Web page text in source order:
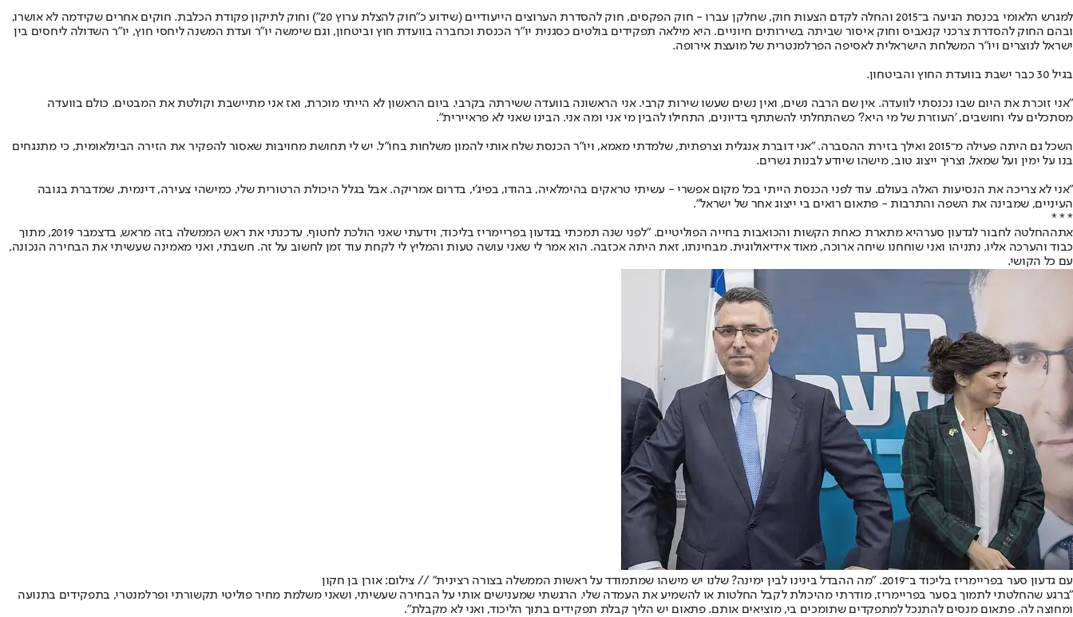
למגרש הלאומי בכנסת הגיעה ב־2015 והחלה לקדם הצעות חוק, שחלקן עברו - חוק הפקסים, חוק להסדרת הערוצים הייעודיים (שידוע כ"חוק להצלת ערוץ 20") וחוק לתיקון פקודת הכלבת. חוקים אחרים שקידמה לא אושרו,
ובהם החוק להסדרת צרכני קנאביס וחוק איסור שביתה בשירותים חיוניים. היא מילאה תפקידים בולטים כסגנית יו"ר הכנסת וכחברה בוועדת חוץ וביטחון, וגם שימשה יו"ר ועדת המשנה ליחסי חוץ, יו"ר השדולה ליחסים בין
ישראל לנוצרים ויו"ר המשלחת הישראלית לאסיפה הפרלמנטרית של מועצת אירופה.
בגיל 30 כבר ישבת בוועדת החוץ והביטחון.
"אני זוכרת את היום שבו נכנסתי לוועדה. אין שם הרבה נשים, ואין נשים שעשו שירות קרבי. אני הראשונה בוועדה ששירתה בקרבי. ביום הראשון לא הייתי מוכרת, ואז אני מתיישבת וקולטת את המבטים. כולם בוועדה
מסתכלים עלי וחושבים, 'העוזרת של מי היא?' כשהתחלתי להשתתף בדיונים, התחילו להבין מי אני ומה אני. הבינו שאני לא פראיירית".
השכל גם היתה פעילה מ־2015 ואילך בזירת ההסברה. "אני דוברת אנגלית וצרפתית, שלמדתי מאמא, ויו"ר הכנסת שלח אותי להמון משלחות בחו"ל. יש לי תחושת מחויבות שאסור להפקיר את הזירה הבינלאומית, כי מתנגחים
בנו על ימין ועל שמאל, וצריך ייצוג טוב, מישהו שיודע לבנות גשרים.
"אני לא צריכה את הנסיעות האלה בעולם. עוד לפני הכנסת הייתי בכל מקום אפשרי - עשיתי טראקים בהימלאיה, בהודו, בפיג'י, בדרום אמריקה. אבל בגלל היכולת הרטורית שלי, כמישהי צעירה, דינמית, שמדברת בגובה
העיניים, שמבינה את השפה והתרבות - פתאום רואים בי ייצוג אחר של ישראל".
* * *
אתההחלטה לחבור לגדעון סער
היא מתארת כאחת הקשות והכואבות בחייה הפוליטיים. "לפני שנה תמכתי בגדעון בפריימריז בליכוד, וידעתי שאני הולכת לחטוף. עדכנתי את ראש הממשלה בזה מראש, בדצמבר 2019, מתוך
כבוד והערכה אליו. נתניהו ואני שוחחנו שיחה ארוכה, מאוד אידיאולוגית. מבחינתו, זאת היתה אכזבה. הוא אמר לי שאני עושה טעות והמליץ לי לקחת עוד זמן לחשוב על זה. חשבתי, ואני מאמינה שעשיתי את הבחירה הנכונה,
עם כל הקושי.
עם גדעון סער בפריימריז בליכוד ב־2019. "מה ההבדל בינינו לבין ימינה? שלנו יש מישהו שמתמודד על ראשות הממשלה בצורה רצינית" // צילום: אורן בן חקון
"ברגע שהחלטתי לתמוך בסער בפריימריז, מודרתי מהיכולת לקבל החלטות או להשמיע את העמדה שלי. הרגשתי שמענישים אותי על הבחירה שעשיתי, ושאני משלמת מחיר פוליטי תקשורתי ופרלמנטרי, בתפקידים בתנועה
ומחוצה לה. פתאום מנסים להתנכל למתפקדים שתומכים בי, מוציאים אותם. פתאום יש הליך קבלת תפקידים בתוך הליכוד, ואני לא מקבלת".